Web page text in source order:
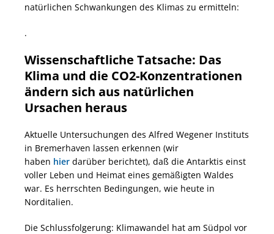
natürlichen Schwankungen des Klimas zu ermitteln:
.
Wissenschaftliche Tatsache: Das
Klima und die CO2-Konzentrationen
ändern sich aus natürlichen
Ursachen heraus
Aktuelle Untersuchungen des Alfred Wegener Instituts
in Bremerhaven lassen erkennen (wir
haben hier darüber berichtet), daß die Antarktis einst
voller Leben und Heimat eines gemäßigten Waldes
war. Es herrschten Bedingungen, wie heute in
Norditalien.
Die Schlussfolgerung: Klimawandel hat am Südpol vor